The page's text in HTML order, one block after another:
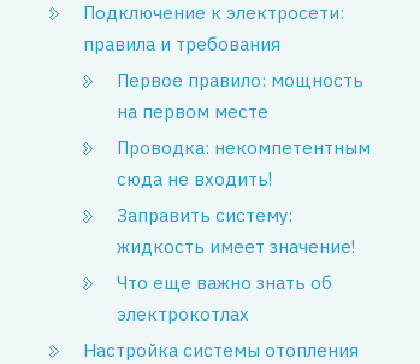
Подключение к электросети:
правила и требования
Первое правило: мощность
на первом месте
Проводка: некомпетентным
сюда не входить!
Заправить систему:
жидкость имеет значение!
Что еще важно знать об
электрокотлах
Настройка системы отопления